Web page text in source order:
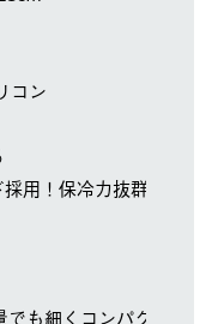
コン
用！保冷力抜群の真空
も細くコンパクトに